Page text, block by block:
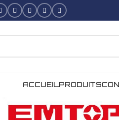
ACCUEILPRODUITS